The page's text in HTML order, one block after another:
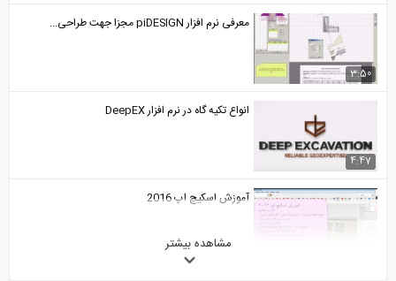
3:50
معرفی نرم افزار piDESIGN مجزا جهت طراحی...
4:47
انواع تکیه گاه در نرم افزار DeepEX
آموزش اسکیچ اپ 2016
مشاهده بیشتر